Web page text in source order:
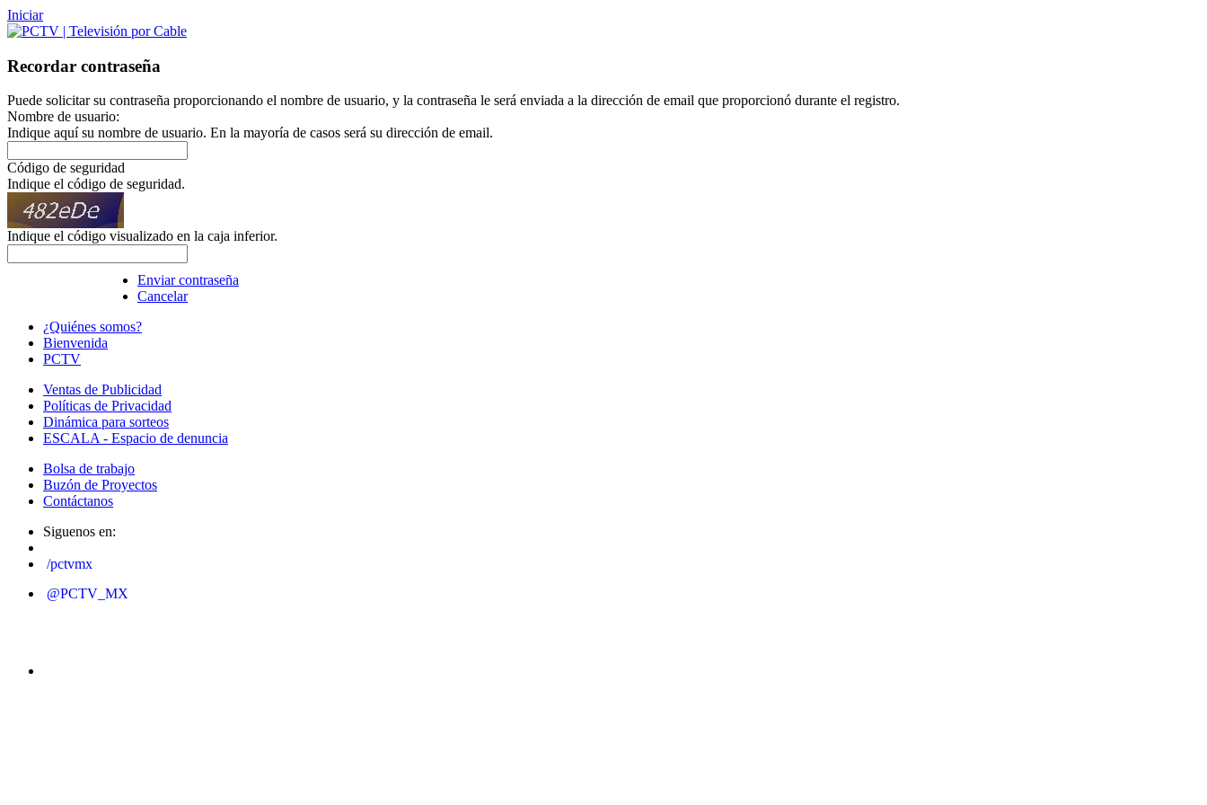
Iniciar
Recordar contraseña
Puede solicitar su contraseña proporcionando el nombre de usuario, y la contraseña le será enviada a la dirección de email que proporcionó durante el registro.
Nombre de usuario:
Indique aquí su nombre de usuario. En la mayoría de casos será su dirección de email.
Código de seguridad
Indique el código de seguridad.
Indique el código visualizado en la caja inferior.
Enviar contraseña
Cancelar
¿Quiénes somos?
Bienvenida
PCTV
Ventas de Publicidad
Políticas de Privacidad
Dinámica para sorteos
ESCALA - Espacio de denuncia
Bolsa de trabajo
Buzón de Proyectos
Contáctanos
Siguenos en:
/pctvmx
@PCTV_MX